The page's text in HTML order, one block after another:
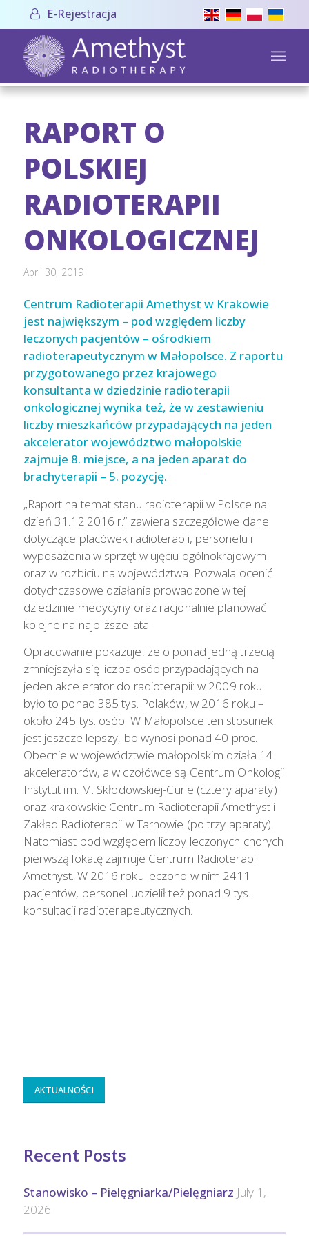
E-Rejestracja
RAPORT O
POLSKIEJ
RADIOTERAPII
ONKOLOGICZNEJ
April 30, 2019
Centrum Radioterapii Amethyst w Krakowie
jest największym – pod względem liczby
leczonych pacjentów – ośrodkiem
radioterapeutycznym w Małopolsce. Z raportu
przygotowanego przez krajowego
konsultanta w dziedzinie radioterapii
onkologicznej wynika też, że w zestawieniu
liczby mieszkańców przypadających na jeden
akcelerator województwo małopolskie
zajmuje 8. miejsce, a na jeden aparat do
brachyterapii – 5. pozycję.
„Raport na temat stanu radioterapii w Polsce na
dzień 31.12.2016 r.” zawiera szczegółowe dane
dotyczące placówek radioterapii, personelu i
wyposażenia w sprzęt w ujęciu ogólnokrajowym
oraz w rozbiciu na województwa. Pozwala ocenić
dotychczasowe działania prowadzone w tej
dziedzinie medycyny oraz racjonalnie planować
kolejne na najbliższe lata.
Opracowanie pokazuje, że o ponad jedną trzecią
zmniejszyła się liczba osób przypadających na
jeden akcelerator do radioterapii: w 2009 roku
było to ponad 385 tys. Polaków, w 2016 roku –
około 245 tys. osób. W Małopolsce ten stosunek
jest jeszcze lepszy, bo wynosi ponad 40 proc.
Obecnie w województwie małopolskim działa 14
akceleratorów, a w czołówce są Centrum Onkologii
Instytut im. M. Skłodowskiej-Curie (cztery aparaty)
oraz krakowskie Centrum Radioterapii Amethyst i
Zakład Radioterapii w Tarnowie (po trzy aparaty).
Natomiast pod względem liczby leczonych chorych
pierwszą lokatę zajmuje Centrum Radioterapii
Amethyst. W 2016 roku leczono w nim 2411
pacjentów, personel udzielił też ponad 9 tys.
konsultacji radioterapeutycznych.
AKTUALNOŚCI
Recent Posts
Stanowisko – Pielęgniarka/Pielęgniarz July 1,
2026